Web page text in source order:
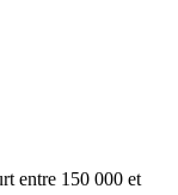
entre 150 000 et